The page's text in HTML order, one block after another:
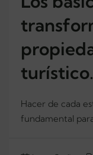
turístico.
Hacer de cada
fundamental